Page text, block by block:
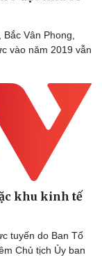
Vân Phong,
vào năm 2019 vẫn
khu kinh tế
tuyến do Ban Tổ
Chủ tịch Ủy ban